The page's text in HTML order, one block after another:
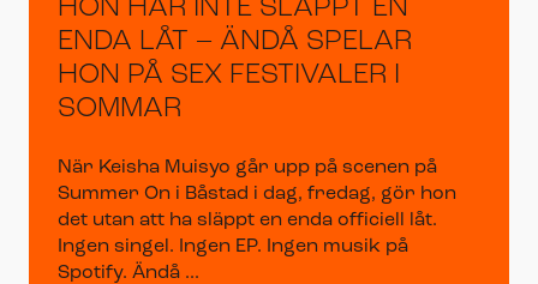
HON HAR INTE SLÄPPT EN
ENDA LÅT – ÄNDÅ SPELAR
HON PÅ SEX FESTIVALER I
SOMMAR
När Keisha Muisyo går upp på scenen på
Summer On i Båstad i dag, fredag, gör hon
det utan att ha släppt en enda officiell låt.
Ingen singel. Ingen EP. Ingen musik på
Spotify. Ändå ...